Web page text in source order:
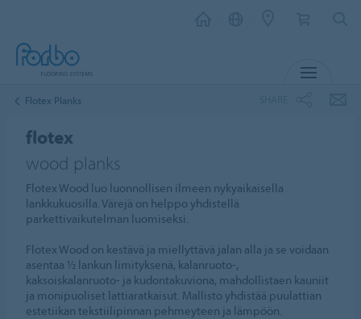
Flotex Planks
flotex
wood planks
Flotex Wood luo luonnollisen ilmeen nykyaikaisella
lankkukuosilla. Värejä on helppo yhdistellä
parkettivaikutelman luomiseksi.
Flotex Wood on kestävä ja miellyttävä jalan alla ja se voidaan
asentaa ½ lankun limityksenä, kalanruoto-,
kaksoiskalanruoto- ja kudontakuviona, mahdollistaen kauniit
ja monipuoliset lattiaratkaisut. Mallisto yhdistää puulattian
estetiikan tekstiilipinnan pehmeyteen ja lämpöön.